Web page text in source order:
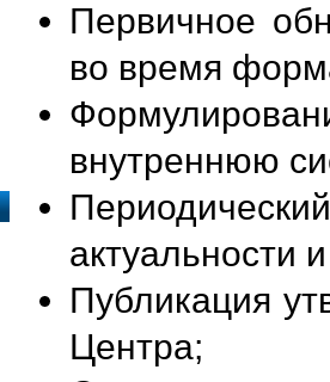
Первичное
во время
внутреннюю
актуальности
Публикация
Центра;